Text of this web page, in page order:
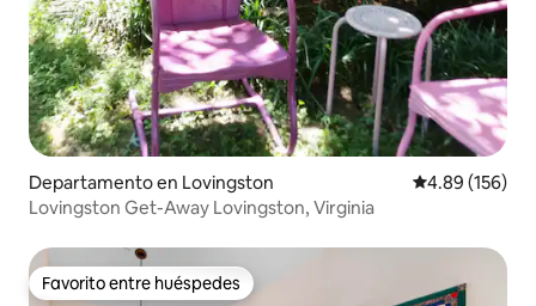
Departamento en Lovingston Calificación
4.89 (156)
Lovingston Get-Away Lovingston, Virginia
Favorito entre huéspedes
Favorito entre huéspedes